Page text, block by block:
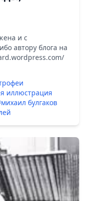
и с
автору блога на
иллюстрация
булгаков